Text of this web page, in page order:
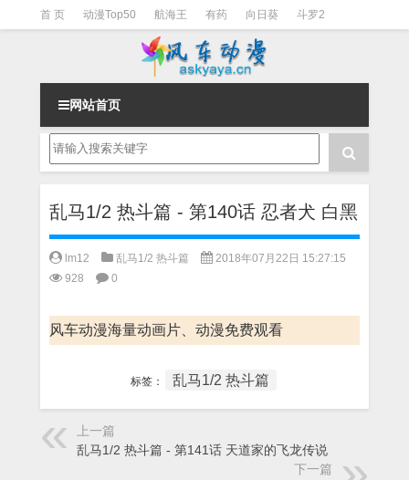
首 页 动漫Top50 航海王 有药 向日葵 斗罗2
一拳超人 柯南 阴阳师
网站首页
乱马1/2 热斗篇 - 第140话 忍者犬 白黑
lm12 乱马1/2 热斗篇
2018年07月22日 15:27:15
928
0
风车动漫海量动画片、动漫免费观看
标签： 乱马1/2 热斗篇
上一篇
乱马1/2 热斗篇 - 第141话 天道家的飞龙传说
下一篇